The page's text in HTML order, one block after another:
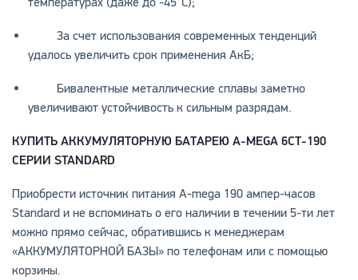
За счет использования современных тенденций
удалось увеличить срок применения АкБ;
Бивалентные металлические сплавы заметно
увеличивают устойчивость к сильным разрядам.
КУПИТЬ АККУМУЛЯТОРНУЮ БАТАРЕЮ A-MEGA 6СТ-190
СЕРИИ STANDARD
Приобрести источник питания A-mega 190 ампер-часов
Standard и не вспоминать о его наличии в течении 5-ти лет
можно прямо сейчас, обратившись к менеджерам
«АККУМУЛЯТОРНОЙ БАЗЫ» по телефонам или с помощью
корзины.